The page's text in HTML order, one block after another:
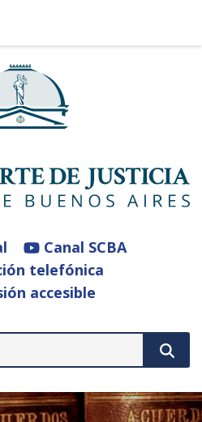
Canal SCBA
telefónica
accesible